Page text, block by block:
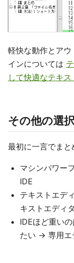
軽快な動作とア
インについては
して快適なテキ
その他の選
最初に一言でまと
マシンパワー
IDE
テキストエデ
キストエディタ
IDEほど重い
たい → 専用エ